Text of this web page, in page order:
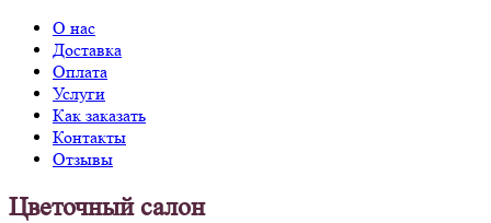
О нас
Доставка
Оплата
Услуги
Как заказать
Контакты
Отзывы
Цветочный салон